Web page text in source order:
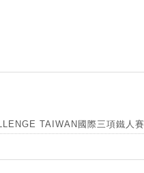
TAIWAN國際三項鐵人賽